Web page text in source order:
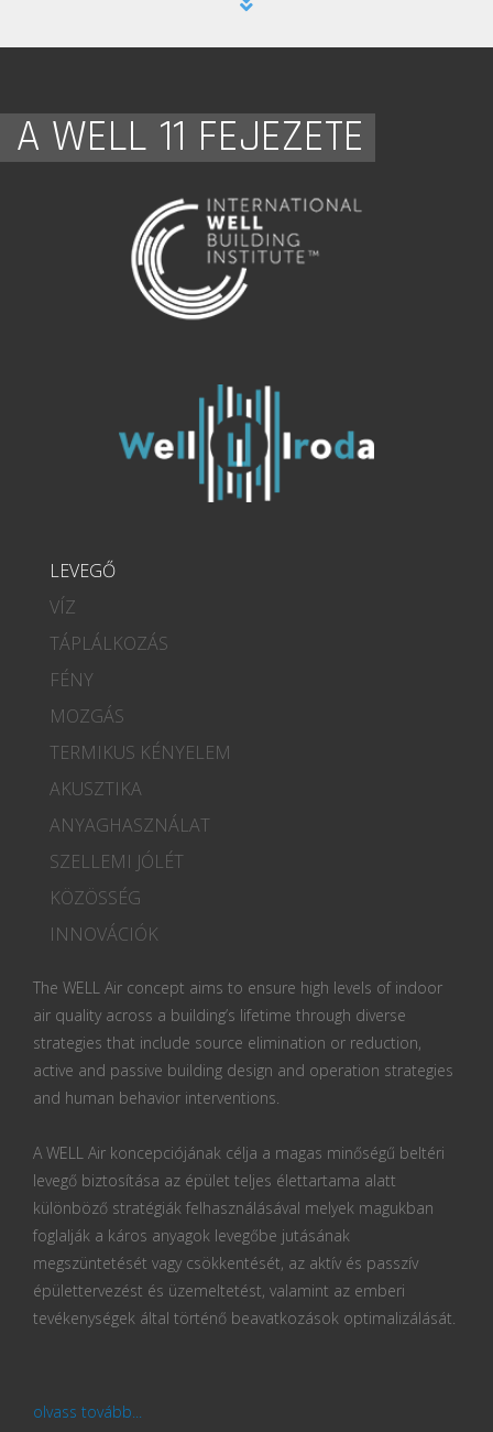
A WELL 11 FEJEZETE
LEVEGŐ
VÍZ
TÁPLÁLKOZÁS
FÉNY
MOZGÁS
TERMIKUS KÉNYELEM
AKUSZTIKA
ANYAGHASZNÁLAT
SZELLEMI JÓLÉT
KÖZÖSSÉG
INNOVÁCIÓK
The WELL Air concept aims to ensure high levels of indoor
air quality across a building’s lifetime through diverse
strategies that include source elimination or reduction,
active and passive building design and operation strategies
and human behavior interventions.
A WELL Air koncepciójának célja a magas minőségű beltéri
levegő biztosítása az épület teljes élettartama alatt
különböző stratégiák felhasználásával melyek magukban
foglalják a káros anyagok levegőbe jutásának
megszüntetését vagy csökkentését, az aktív és passzív
épülettervezést és üzemeltetést, valamint az emberi
tevékenységek által történő beavatkozások optimalizálását.
olvass tovább...